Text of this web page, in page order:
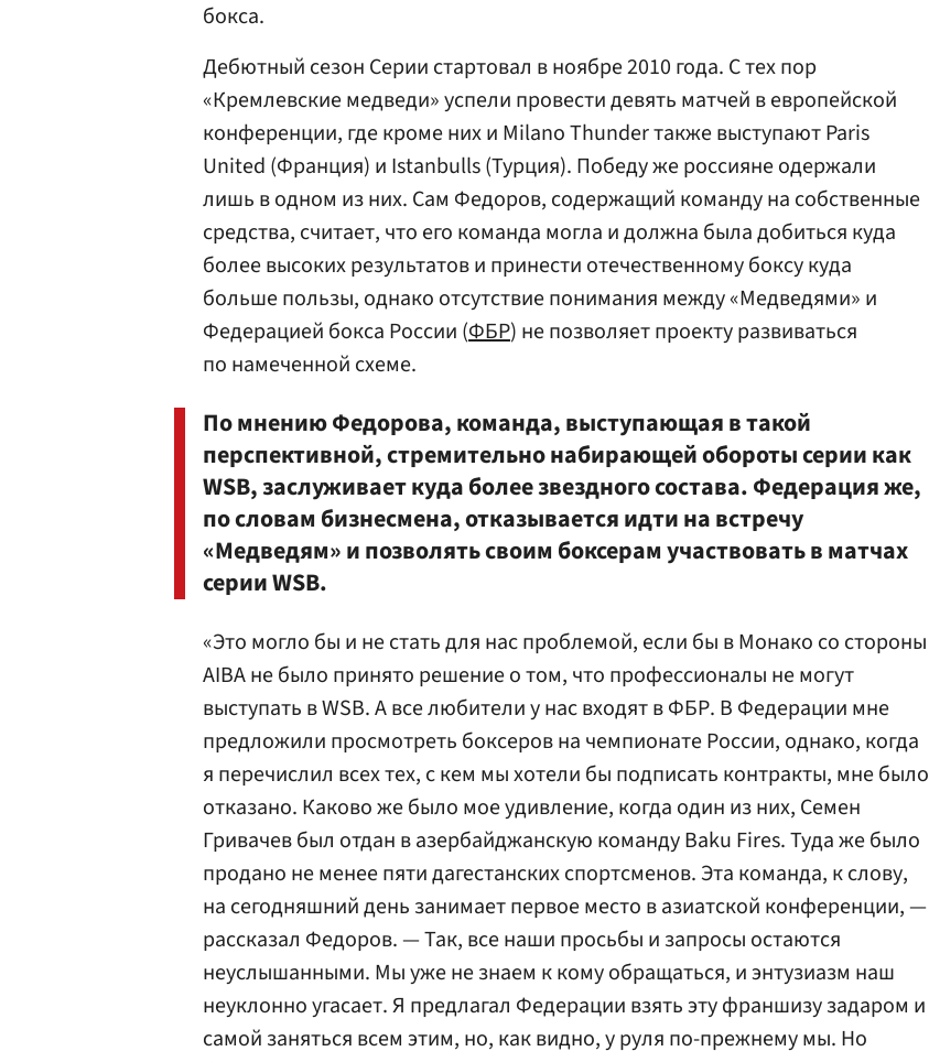
бокса.
Дебютный сезон Серии стартовал в ноябре 2010 года. С тех пор
«Кремлевские медведи» успели провести девять матчей в европейской
конференции, где кроме них и Milano Thunder также выступают Paris
United (Франция) и Istanbulls (Турция). Победу же россияне одержали
лишь в одном из них. Сам Федоров, содержащий команду на собственные
средства, считает, что его команда могла и должна была добиться куда
более высоких результатов и принести отечественному боксу куда
больше пользы, однако отсутствие понимания между «Медведями» и
Федерацией бокса России (ФБР) не позволяет проекту развиваться
по намеченной схеме.
По мнению Федорова, команда, выступающая в такой
перспективной, стремительно набирающей обороты серии как
WSB, заслуживает куда более звездного состава. Федерация же,
по словам бизнесмена, отказывается идти на встречу
«Медведям» и позволять своим боксерам участвовать в матчах
серии WSB.
«Это могло бы и не стать для нас проблемой, если бы в Монако со стороны
AIBA не было принято решение о том, что профессионалы не могут
выступать в WSB. А все любители у нас входят в ФБР. В Федерации мне
предложили просмотреть боксеров на чемпионате России, однако, когда
я перечислил всех тех, с кем мы хотели бы подписать контракты, мне было
отказано. Каково же было мое удивление, когда один из них, Семен
Гривачев был отдан в азербайджанскую команду Baku Fires. Туда же было
продано не менее пяти дагестанских спортсменов. Эта команда, к слову,
на сегодняшний день занимает первое место в азиатской конференции, —
рассказал Федоров. — Так, все наши просьбы и запросы остаются
неуслышанными. Мы уже не знаем к кому обращаться, и энтузиазм наш
неуклонно угасает. Я предлагал Федерации взять эту франшизу задаром и
самой заняться всем этим, но, как видно, у руля по-прежнему мы. Но